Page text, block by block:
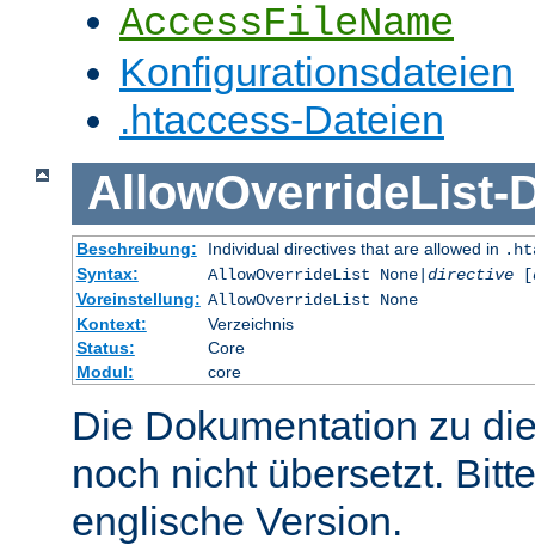
AccessFileName
Konfigurationsdateien
.htaccess-Dateien
AllowOverrideList-
Beschreibung: Individual directives that are allowed in
Syntax:
AllowOverrideList None| directive[
Voreinstellung: AllowOverrideList None
Kontext:
Verzeichnis
Status:
Core
Modul:
core
Die Dokumentation zu
noch nicht übersetzt.
englische Version.